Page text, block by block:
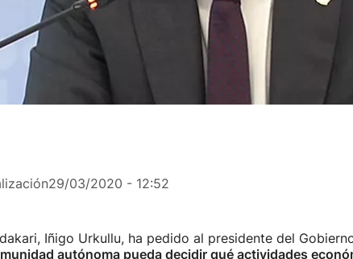
29/03/2020 - 12:52
Iñigo Urkullu, ha pedido al presidente del
autónoma pueda decidir qué actividades